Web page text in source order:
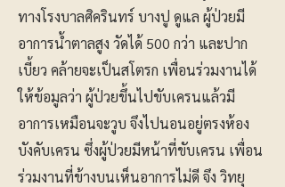
ทางโรงบาลศิครินทร์ บางปู ดูแล ผู้ป่วยมี
อาการน้ำตาลสูง วัดได้ 500 กว่า และปาก
เบี้ยว คล้ายจะเป็นสโตรก เพื่อนร่วมงานได้
ให้ข้อมูลว่า ผู้ป่วยขึ้นไปขับเครนแล้วมี
อาการเหมือนจะวูบ จึงไปนอนอยู่ตรงห้อง
บังคับเครน ซึ่งผู้ป่วยมีหน้าที่ขับเครน เพื่อน
ร่วมงานที่ข้างบนเห็นอาการไม่ดี จึง วิทยุ